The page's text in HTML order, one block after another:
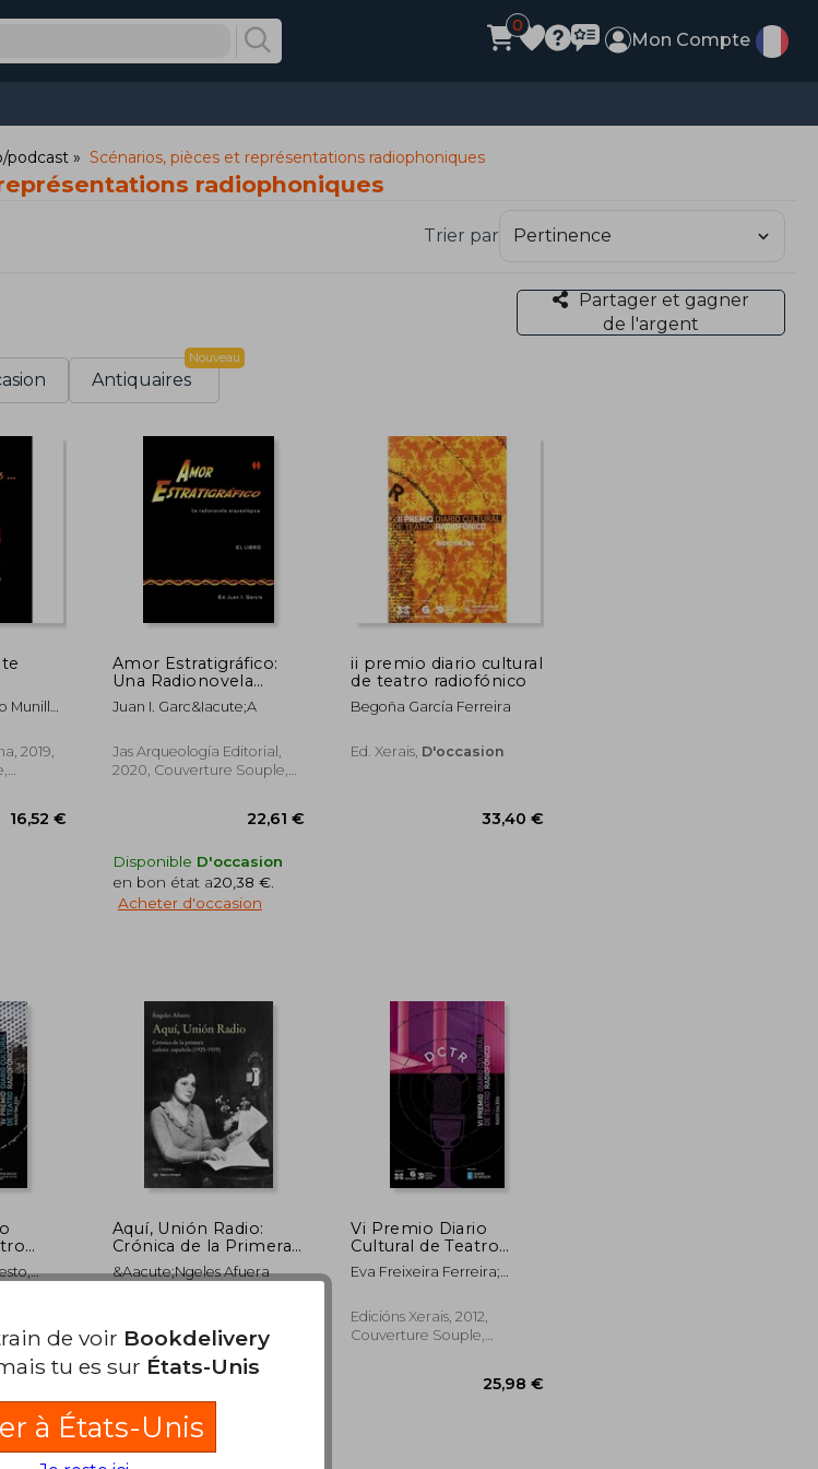
0
Mon Compte
podcast Scénarios, pièces et représentations radiophoniques
radiophoniques
Trier par
Partager et gagner
de l'argent
Antiquaires
Nouveau
Munilla
2019,
16,52 €
Amor Estratigráfico:
Una Radionovela
Arqueológica
Juan I. Garc&Iacute;A
Jas Arqueología Editorial,
2020, Couverture Souple,
Disponible D'occasion
en bon état a20,38 €.
Acheter d'occasion
ii premio diario cultural
de teatro radiofónico
Begoña García Ferreira
Ed. Xerais, D'occasion
Aquí, Unión Radio:
Crónica de la Primera
Cadena Española
&Aacute;Ngeles Afuera
Couverture Souple,
Nouveau
Vi Premio Diario
Cultural de Teatro
Radiofónico (en
Galicien)
Eva Freixeira Ferreira;
Santiago Cortegoso Calvar;
Zé Paredes; Carlos Losada
Galiñáns
Edicións Xerais, 2012,
Couverture Souple,
de voir Bookdelivery
tu es sur États-Unis
à États-Unis